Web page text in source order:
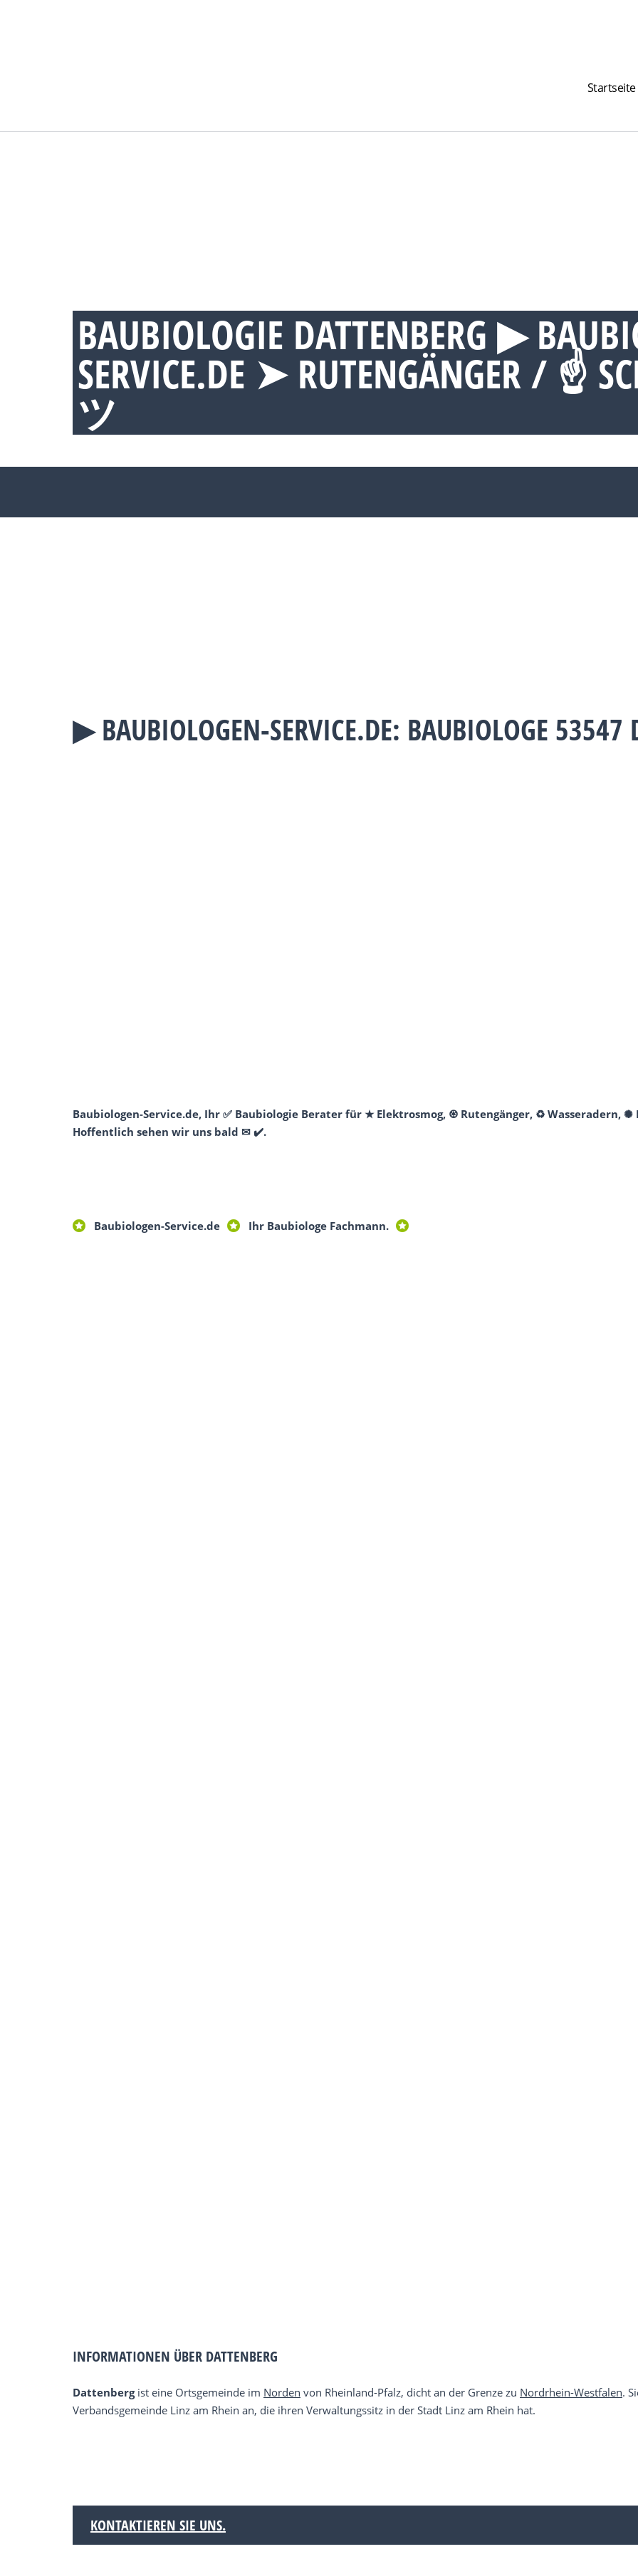
Startseite
BAUBIOLOGIE DATTENBERG ▶︎
SERVICE.DE ➤ RUTENGÄNGER / ☝
ツ
▶︎ BAUBIOLOGEN-SERVICE.DE: BAUBIOLOGE 53547
Baubiologen-Service.de, Ihr ✅ Baubiologie Berater für ★ Elektrosmog, ♼ Rutengänger, ♻ Wasseradern, ✺
Hoffentlich sehen wir uns bald ✉ ✔️.
Baubiologen-Service.de Ihr Baubiologe Fachmann.
INFORMATIONEN ÜBER DATTENBERG
Dattenbergist eine Ortsgemeinde im Norden von Rheinland-Pfalz, dicht an der Grenze zu Nordrhein-Westfalen.
Verbandsgemeinde Linz am Rhein an, die ihren Verwaltungssitz in der Stadt Linz am Rhein hat.
KONTAKTIEREN SIE UNS.